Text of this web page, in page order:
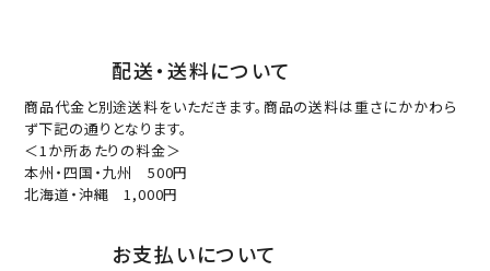
配送・送料について
商品代金と別途送料をいただきます。商品の送料は重さにかかわら
ず下記の通りとなります。
＜1か所あたりの料金＞
本州・四国・九州 500円
北海道・沖縄 1,000円
お支払いについて